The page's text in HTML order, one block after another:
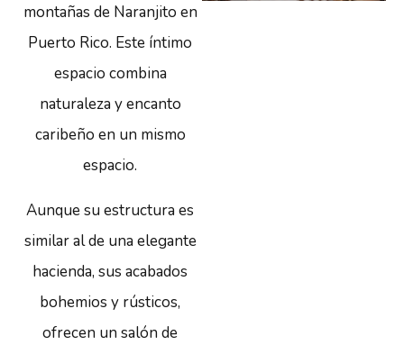
montañas de Naranjito en
Puerto Rico. Este íntimo
espacio combina
naturaleza y encanto
caribeño en un mismo
espacio.
Aunque su estructura es
similar al de una elegante
hacienda, sus acabados
bohemios y rústicos,
ofrecen un salón de